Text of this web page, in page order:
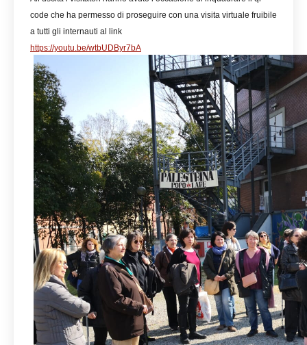
code che ha permesso di proseguire con una visita virtuale fruibile
a tutti gli internauti al link
https://youtu.be/wtbUDByr7bA